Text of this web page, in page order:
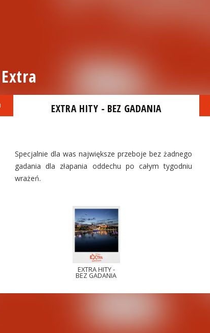
EXTRA HITY - BEZ GADANIA
Specjalnie dla was największe przeboje bez żadnego
gadania dla złapania oddechu po całym tygodniu
wrażeń.
EXTRA HITY -
BEZ GADANIA